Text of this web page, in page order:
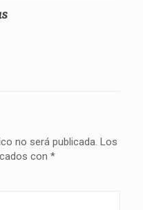
no será publicada. Los
con *